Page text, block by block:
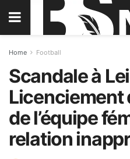
Home Football
Scandale à
Licenciement
de l’équipe
relation